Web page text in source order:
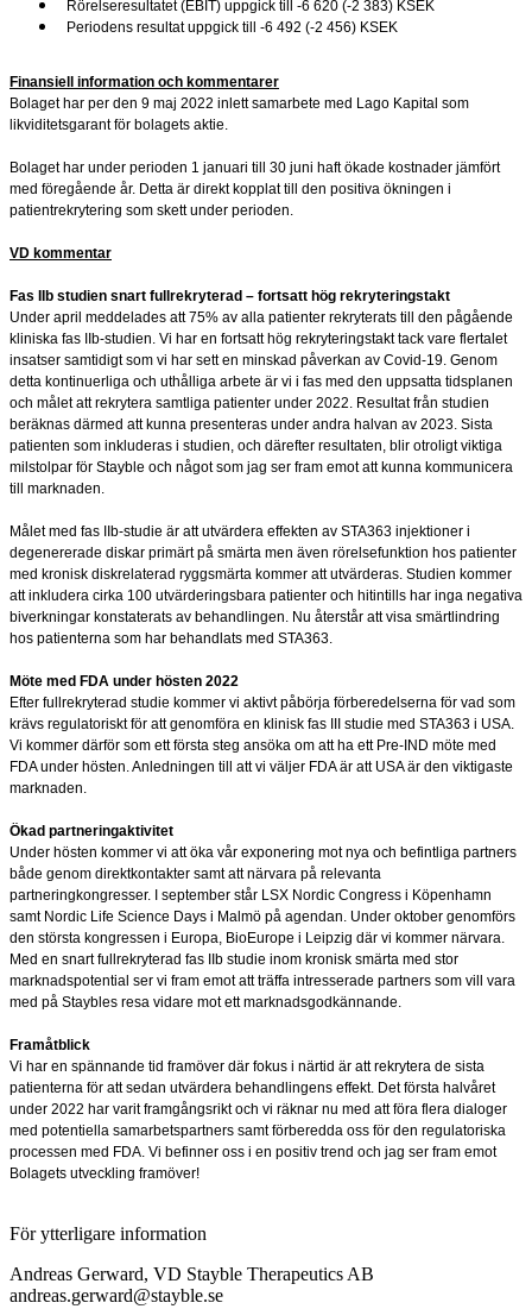
Rörelseresultatet (EBIT) uppgick till -6 620 (-2 383) KSEK
Periodens resultat uppgick till -6 492 (-2 456) KSEK
Finansiell information och kommentarer
Bolaget har per den 9 maj 2022 inlett samarbete med Lago Kapital som
likviditetsgarant för bolagets aktie.
Bolaget har under perioden 1 januari till 30 juni haft ökade kostnader jämfört
med föregående år. Detta är direkt kopplat till den positiva ökningen i
patientrekrytering som skett under perioden.
VD kommentar
Fas IIb studien snart fullrekryterad – fortsatt hög rekryteringstakt
Under april meddelades att 75% av alla patienter rekryterats till den pågående
kliniska fas IIb-studien. Vi har en fortsatt hög rekryteringstakt tack vare flertalet
insatser samtidigt som vi har sett en minskad påverkan av Covid-19. Genom
detta kontinuerliga och uthålliga arbete är vi i fas med den uppsatta tidsplanen
och målet att rekrytera samtliga patienter under 2022. Resultat från studien
beräknas därmed att kunna presenteras under andra halvan av 2023. Sista
patienten som inkluderas i studien, och därefter resultaten, blir otroligt viktiga
milstolpar för Stayble och något som jag ser fram emot att kunna kommunicera
till marknaden.
Målet med fas IIb-studie är att utvärdera effekten av STA363 injektioner i
degenererade diskar primärt på smärta men även rörelsefunktion hos patienter
med kronisk diskrelaterad ryggsmärta kommer att utvärderas. Studien kommer
att inkludera cirka 100 utvärderingsbara patienter och hitintills har inga negativa
biverkningar konstaterats av behandlingen. Nu återstår att visa smärtlindring
hos patienterna som har behandlats med STA363.
Möte med FDA under hösten 2022
Efter fullrekryterad studie kommer vi aktivt påbörja förberedelserna för vad som
krävs regulatoriskt för att genomföra en klinisk fas III studie med STA363 i USA.
Vi kommer därför som ett första steg ansöka om att ha ett Pre-IND möte med
FDA under hösten. Anledningen till att vi väljer FDA är att USA är den viktigaste
marknaden.
Ökad partneringaktivitet
Under hösten kommer vi att öka vår exponering mot nya och befintliga partners
både genom direktkontakter samt att närvara på relevanta
partneringkongresser. I september står LSX Nordic Congress i Köpenhamn
samt Nordic Life Science Days i Malmö på agendan. Under oktober genomförs
den största kongressen i Europa, BioEurope i Leipzig där vi kommer närvara.
Med en snart fullrekryterad fas IIb studie inom kronisk smärta med stor
marknadspotential ser vi fram emot att träffa intresserade partners som vill vara
med på Staybles resa vidare mot ett marknadsgodkännande.
Framåtblick
Vi har en spännande tid framöver där fokus i närtid är att rekrytera de sista
patienterna för att sedan utvärdera behandlingens effekt. Det första halvåret
under 2022 har varit framgångsrikt och vi räknar nu med att föra flera dialoger
med potentiella samarbetspartners samt förberedda oss för den regulatoriska
processen med FDA. Vi befinner oss i en positiv trend och jag ser fram emot
Bolagets utveckling framöver!
För ytterligare information
Andreas Gerward, VD Stayble Therapeutics AB
andreas.gerward@stayble.se